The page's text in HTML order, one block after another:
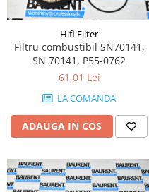
Punti - axe
Diverse piese transmisie
Piese ambreiaj
Planetare
Angrenaje transmisie
Grupuri conice
Convertizoare
Cruce cardan
Roti
Piese motor Yanmar
Piese Fiat
Piese Snorkel
Piese Vapormatic
Piese Case IH
Hifi Filter
Filtru combustibil SN70141,
SN 70141, P55-0762
61,01 Lei
LA COMANDA
ADAUGA IN COS